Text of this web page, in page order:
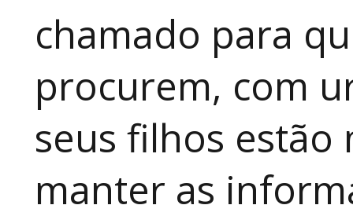
chamado para
procurem, com
seus filhos
manter as